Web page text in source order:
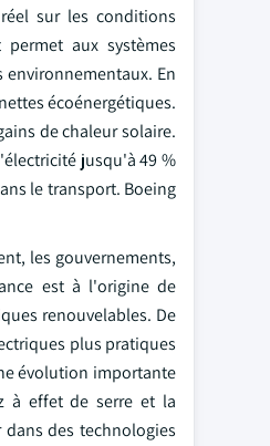
sur les conditions
aux systèmes
En
écoénergétiques.
de chaleur solaire.
jusqu'à 49 %
le transport. Boeing
les gouvernements,
est à l'origine de
renouvelables. De
plus pratiques
évolution importante
à effet de serre et la
des technologies